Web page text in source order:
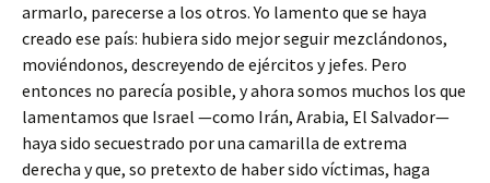
armarlo, parecerse a los otros. Yo lamento que se haya
creado ese país: hubiera sido mejor seguir mezclándonos,
moviéndonos, descreyendo de ejércitos y jefes. Pero
entonces no parecía posible, y ahora somos muchos los que
lamentamos que Israel —como Irán, Arabia, El Salvador—
haya sido secuestrado por una camarilla de extrema
derecha y que, so pretexto de haber sido víctimas, haga